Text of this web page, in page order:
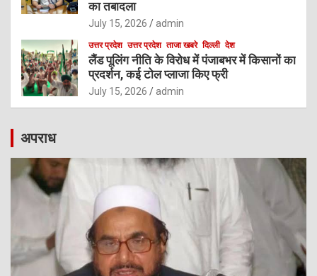
का तबादला
July 15, 2026 admin
उत्तर प्रदेश उत्तर प्रदेश ताजा खबरे दिल्ली देश
लैंड पूलिंग नीति के विरोध में पंजाबभर में किसानों का
प्रदर्शन, कई टोल प्लाजा किए फ्री
July 15, 2026 admin
अपराध